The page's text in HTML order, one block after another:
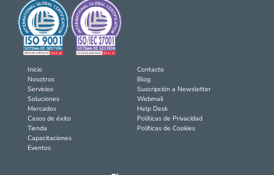
Inicio
Nosotros
Servicios
Soluciones
Mercados
Casos de éxito
Tienda
Capacitaciones
Eventos
Contacto
Blog
Suscripción a Newsletter
Webmail
Help Desk
Políticas de Privacidad
Políticas de Cookies